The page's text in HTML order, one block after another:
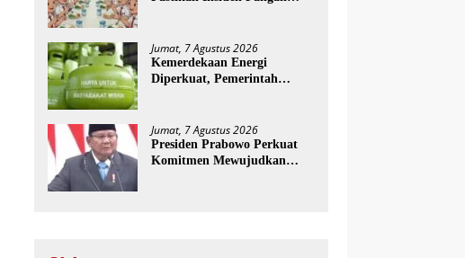
Jumat, 7 Agustus 2026
Kemerdekaan Energi
Diperkuat, Pemerintah
Jumat, 7 Agustus 2026
Presiden Prabowo Perkuat
Komitmen Mewujudkan